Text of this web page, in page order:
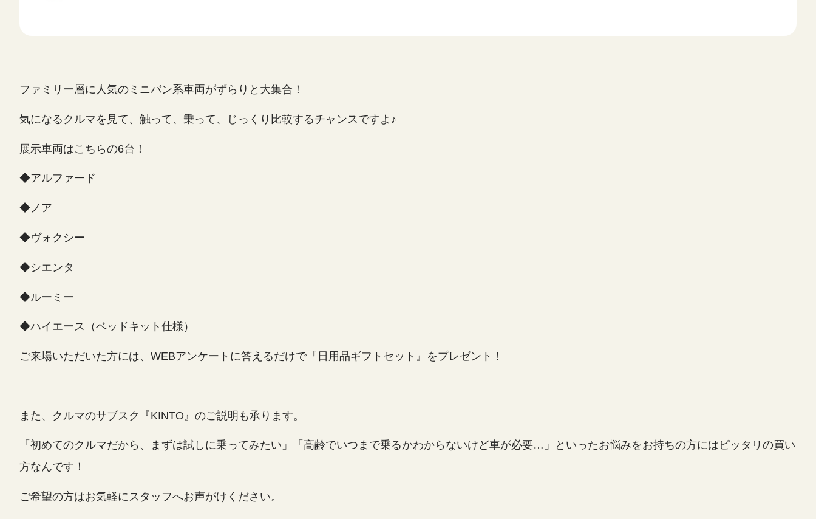
ファミリー層に人気のミニバン系車両がずらりと大集合！
気になるクルマを見て、触って、乗って、じっくり比較するチャンスですよ♪
展示車両はこちらの6台！
◆アルファード
◆ノア
◆ヴォクシー
◆シエンタ
◆ルーミー
◆ハイエース（ベッドキット仕様）
ご来場いただいた方には、WEBアンケートに答えるだけで『日用品ギフトセット』をプレゼント！
また、クルマのサブスク『KINTO』のご説明も承ります。
「初めてのクルマだから、まずは試しに乗ってみたい」「高齢でいつまで乗るかわからないけど車が必要…」といったお悩みをお持ちの方にはピッタリの買い
方なんです！
ご希望の方はお気軽にスタッフへお声がけください。